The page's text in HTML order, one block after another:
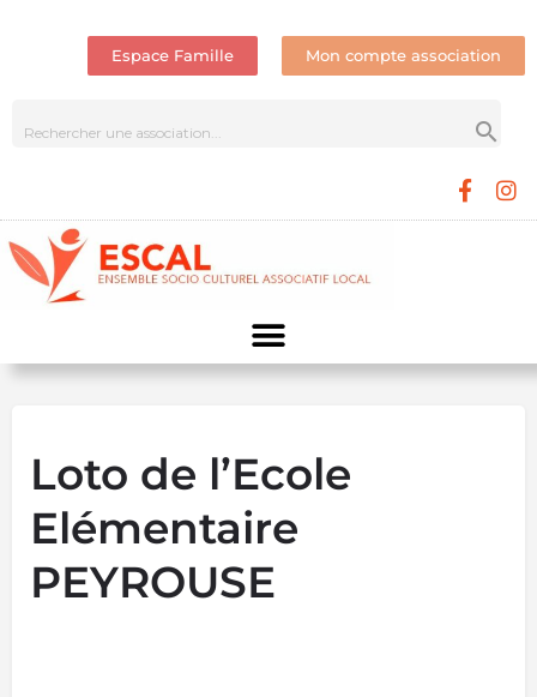
Espace Famille Mon compte association
Loto de l’Ecole
Elémentaire
PEYROUSE